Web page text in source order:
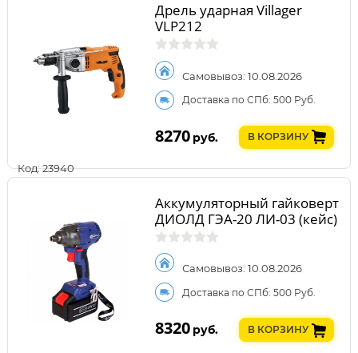
Код: 23940
Дрель ударная Villager
VLP212
Самовывоз: 10.08.2026
Доставка по СПб: 500 Руб.
8270 руб. В КОРЗИНУ
Аккумуляторный гайковерт
ДИОЛД ГЭА-20 ЛИ-03 (кейс)
Самовывоз: 10.08.2026
Доставка по СПб: 500 Руб.
8320 руб. В КОРЗИНУ